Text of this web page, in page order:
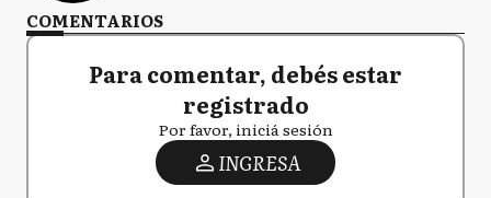
COMENTARIOS
Para comentar, debés estar
registrado
Por favor, iniciá sesión
INGRESA